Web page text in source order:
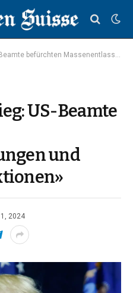
Massenentlassungen und «Säuberungsaktionen»
US-Beamte
und
2024